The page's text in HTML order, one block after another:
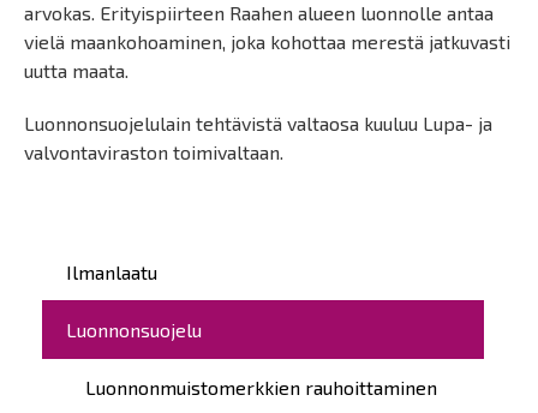
Päävalikko
Ilmanlaatu
Luonnonsuojelu
Luonnonmuistomerkkien rauhoittaminen
arvokas. Erityispiirteen Raahen alueen luonnolle antaa
vielä maankohoaminen, joka kohottaa merestä jatkuvasti
uutta maata.
Luonnonsuojelulain tehtävistä valtaosa kuuluu Lupa- ja
valvontaviraston toimivaltaan.